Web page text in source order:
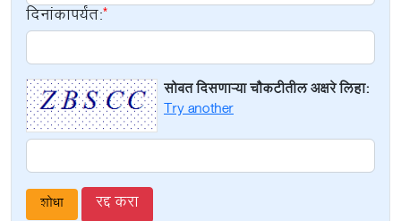
दिनांकापर्यंत:
सोबत दिसणाऱ्या चौकटीतील अक्षरे लिहा:
Try another
रद्द करा